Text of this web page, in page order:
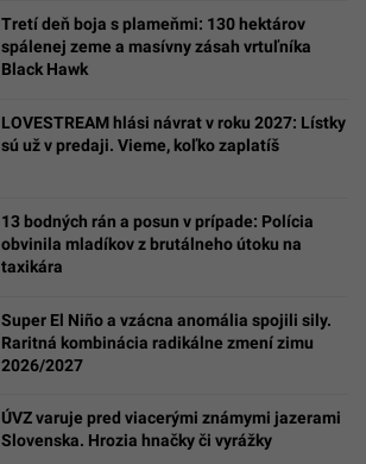
Tretí deň boja s plameňmi: 130 hektárov
spálenej zeme a masívny zásah vrtuľníka
Black Hawk
LOVESTREAM hlási návrat v roku 2027: Lístky
sú už v predaji. Vieme, koľko zaplatíš
13 bodných rán a posun v prípade: Polícia
obvinila mladíkov z brutálneho útoku na
taxikára
Super El Niño a vzácna anomália spojili sily.
Raritná kombinácia radikálne zmení zimu
2026/2027
ÚVZ varuje pred viacerými známymi jazerami
Slovenska. Hrozia hnačky či vyrážky